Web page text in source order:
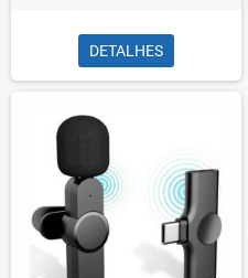
DETALHES